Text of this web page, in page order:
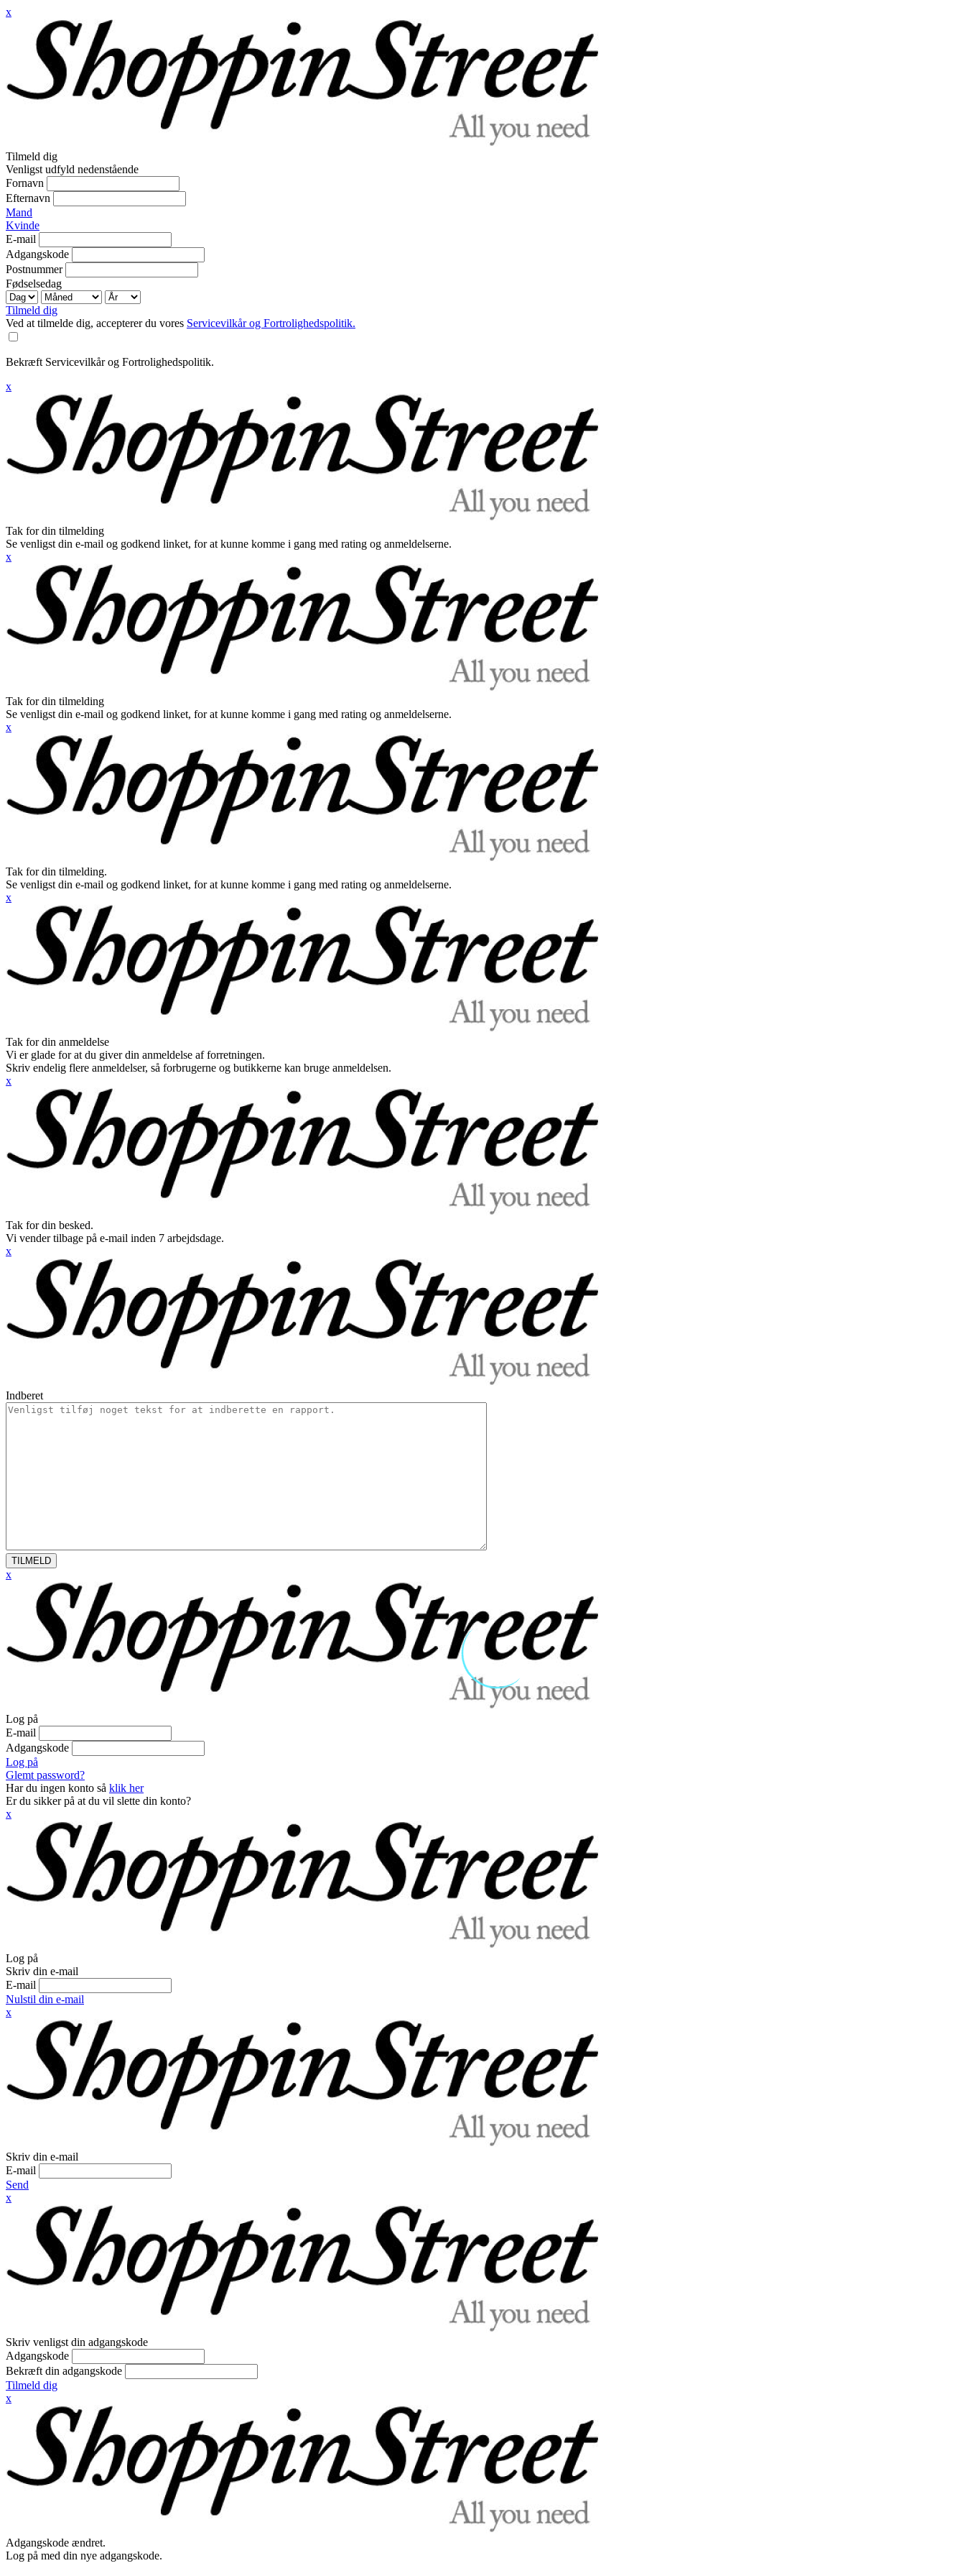
x
Tilmeld dig
Venligst udfyld nedenstående
Fornavn
Efternavn
Mand
Kvinde
E-mail
Adgangskode
Postnummer
Fødselsedag
Tilmeld dig
Ved at tilmelde dig, accepterer du vores Servicevilkår og Fortrolighedspolitik.
Bekræft Servicevilkår og Fortrolighedspolitik.
x
Tak for din tilmelding
Se venligst din e-mail og godkend linket, for at kunne komme i gang med rating og anmeldelserne.
x
Tak for din tilmelding
Se venligst din e-mail og godkend linket, for at kunne komme i gang med rating og anmeldelserne.
x
Tak for din tilmelding.
Se venligst din e-mail og godkend linket, for at kunne komme i gang med rating og anmeldelserne.
x
Tak for din anmeldelse
Vi er glade for at du giver din anmeldelse af forretningen.
Skriv endelig flere anmeldelser, så forbrugerne og butikkerne kan bruge anmeldelsen.
x
Tak for din besked.
Vi vender tilbage på e-mail inden 7 arbejdsdage.
x
Indberet
TILMELD
x
Log på
E-mail
Adgangskode
Log på
Glemt password?
Har du ingen konto så klik her
Er du sikker på at du vil slette din konto?
x
Log på
Skriv din e-mail
E-mail
Nulstil din e-mail
x
Skriv din e-mail
E-mail
Send
x
Skriv venligst din adgangskode
Adgangskode
Bekræft din adgangskode
Tilmeld dig
x
Adgangskode ændret.
Log på med din nye adgangskode.